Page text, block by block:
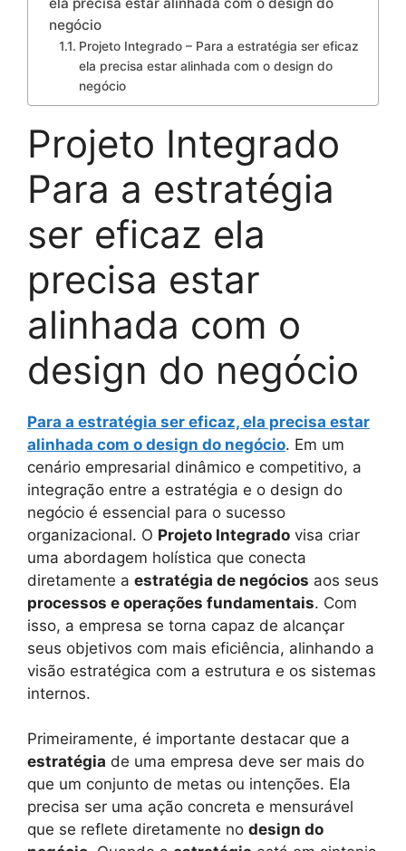
negócio
Projeto Integrado – Para a estratégia ser eficaz
ela precisa estar alinhada com o design do
negócio
Projeto Integrado
Para a estratégia
ser eficaz ela
precisa estar
alinhada com o
design do negócio
Para a estratégia ser eficaz, ela precisa estar
alinhada com o design do negócio. Em um
cenário empresarial dinâmico e competitivo, a
integração entre a estratégia e o design do
negócio é essencial para o sucesso
organizacional. O Projeto Integrado visa criar
uma abordagem holística que conecta
diretamente a estratégia de negócios aos seus
processos e operações fundamentais. Com
isso, a empresa se torna capaz de alcançar
seus objetivos com mais eficiência, alinhando a
visão estratégica com a estrutura e os sistemas
internos.
Primeiramente, é importante destacar que a
estratégia de uma empresa deve ser mais do
que um conjunto de metas ou intenções. Ela
precisa ser uma ação concreta e mensurável
que se reflete diretamente no design do